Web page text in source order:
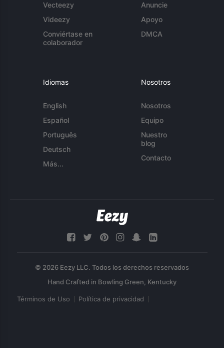
Vecteezy
Videezy
Conviértase en
colaborador
Anuncie
Apoyo
DMCA
Idiomas
English
Español
Português
Deutsch
Más...
Nosotros
Nosotros
Equipo
Nuestro
blog
Contacto
© 2026 Eezy LLC. Todos los derechos reservados
Términos de Uso Política de privacidad